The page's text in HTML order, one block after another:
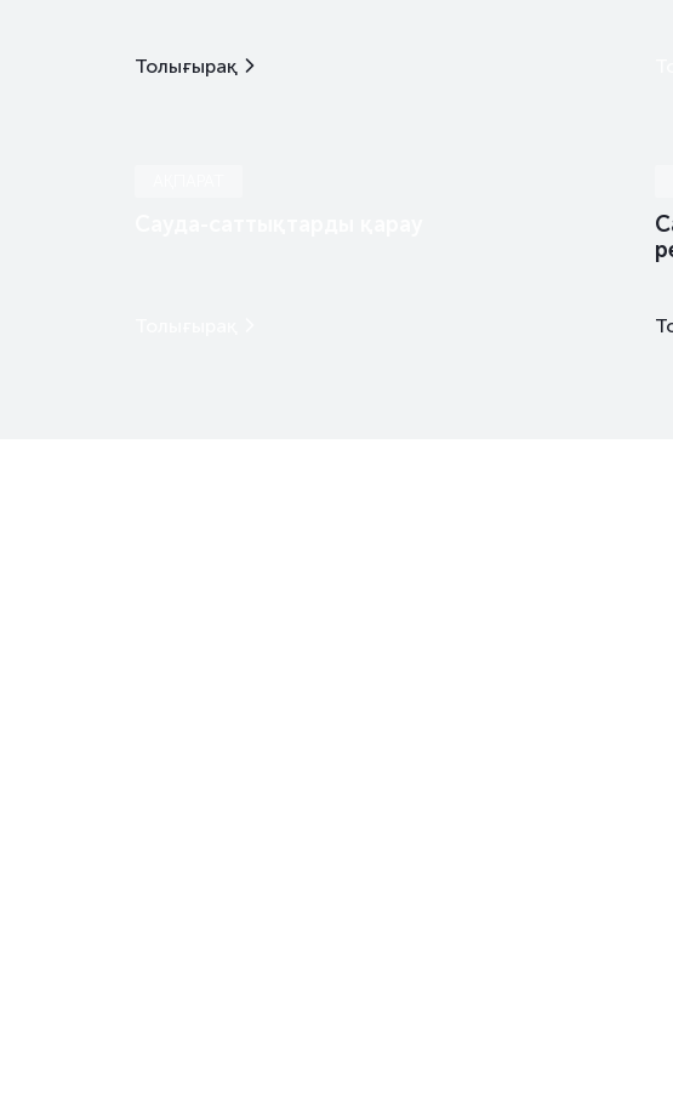
Толығырақ